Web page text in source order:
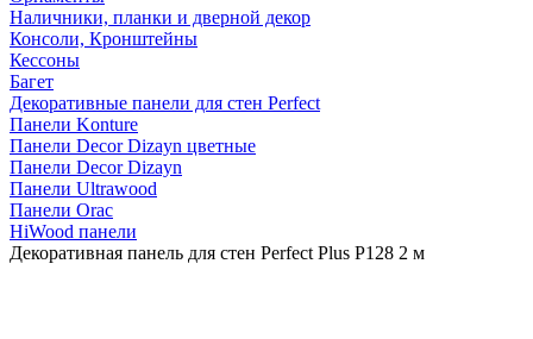
Наличники, планки и дверной декор
Консоли, Кронштейны
Кессоны
Багет
Декоративные панели для стен Perfect
Панели Konture
Панели Decor Dizayn цветные
Панели Decor Dizayn
Панели Ultrawood
Панели Orac
HiWood панели
Декоративная панель для стен Perfect Plus P128 2 м